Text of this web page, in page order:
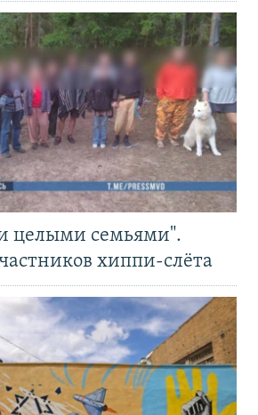
целыми семьями".
хиппи-слёта